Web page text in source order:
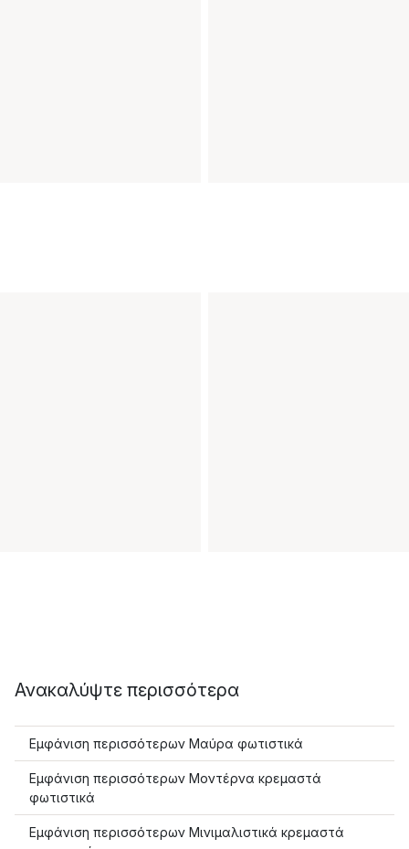
Ανακαλύψτε περισσότερα
Εμφάνιση περισσότερων Μαύρα φωτιστικά
Εμφάνιση περισσότερων Μοντέρνα κρεμαστά
φωτιστικά
Εμφάνιση περισσότερων Μινιμαλιστικά κρεμαστά